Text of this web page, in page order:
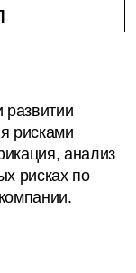
развитии
рисками
анализ
рисках по